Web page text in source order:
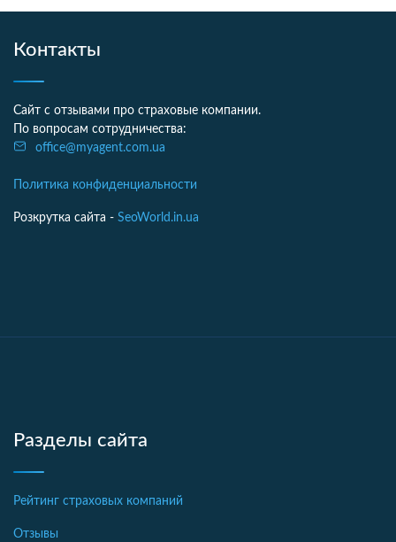
Контакты
Сайт с отзывами про страховые компании.
По вопросам сотрудничества:
office@myagent.com.ua
Политика конфиденциальности
Розкрутка сайта - SeoWorld.in.ua
Разделы сайта
Рейтинг страховых компаний
Отзывы